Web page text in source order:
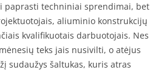
paprasti techniniai sprendimai, bet
aliuminio konstrukcijų
kvalifikuotais darbuotojais. Nes
teks jais nusivilti, o atėjus
sudaužys šaltukas, kuris atras